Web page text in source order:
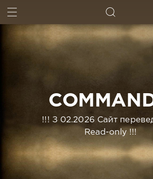
!!! З 02.2026 Сайт
Read-only !!!